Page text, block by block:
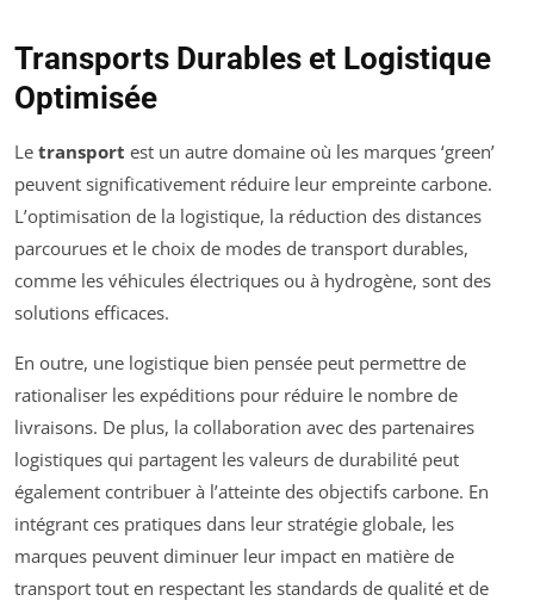
Transports Durables et Logistique
Optimisée
Le transport est un autre domaine où les marques ‘green’
peuvent significativement réduire leur empreinte carbone.
L’optimisation de la logistique, la réduction des distances
parcourues et le choix de modes de transport durables,
comme les véhicules électriques ou à hydrogène, sont des
solutions efficaces.
En outre, une logistique bien pensée peut permettre de
rationaliser les expéditions pour réduire le nombre de
livraisons. De plus, la collaboration avec des partenaires
logistiques qui partagent les valeurs de durabilité peut
également contribuer à l’atteinte des objectifs carbone. En
intégrant ces pratiques dans leur stratégie globale, les
marques peuvent diminuer leur impact en matière de
transport tout en respectant les standards de qualité et de